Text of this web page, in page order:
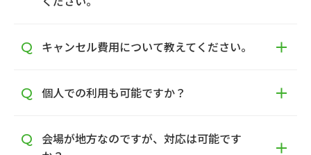
キャンセル費用について教えてください。
個人での利用も可能ですか？
会場が地方なのですが、対応は可能です